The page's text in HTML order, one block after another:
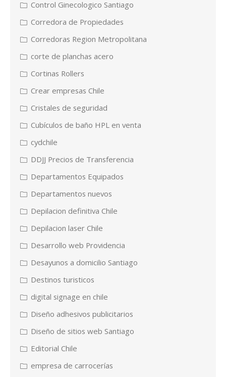
Control Ginecologico Santiago
Corredora de Propiedades
Corredoras Region Metropolitana
corte de planchas acero
Cortinas Rollers
Crear empresas Chile
Cristales de seguridad
Cubículos de baño HPL en venta
cydchile
DDJJ Precios de Transferencia
Departamentos Equipados
Departamentos nuevos
Depilacion definitiva Chile
Depilacion laser Chile
Desarrollo web Providencia
Desayunos a domicilio Santiago
Destinos turisticos
digital signage en chile
Diseño adhesivos publicitarios
Diseño de sitios web Santiago
Editorial Chile
empresa de carrocerías